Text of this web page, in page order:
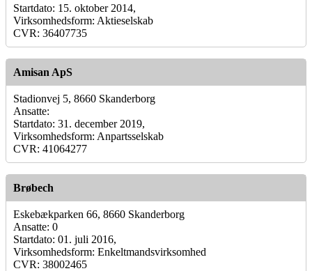
Startdato: 15. oktober 2014,
Virksomhedsform: Aktieselskab
CVR: 36407735
Amisan ApS
Stadionvej 5, 8660 Skanderborg
Ansatte:
Startdato: 31. december 2019,
Virksomhedsform: Anpartsselskab
CVR: 41064277
Brøbech
Eskebækparken 66, 8660 Skanderborg
Ansatte: 0
Startdato: 01. juli 2016,
Virksomhedsform: Enkeltmandsvirksomhed
CVR: 38002465